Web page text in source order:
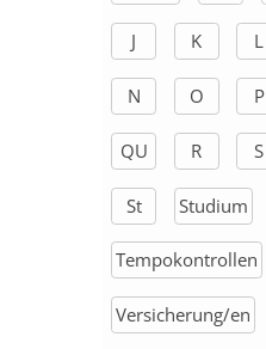
J K L
N O P
QU R S
St Studium
Tempokontrollen
Versicherung/en